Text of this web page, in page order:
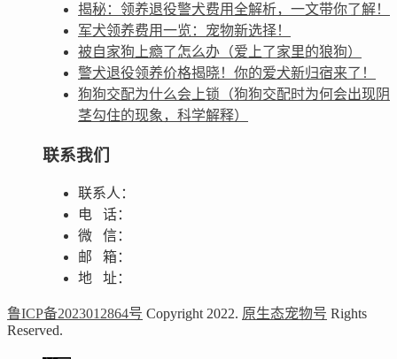
揭秘：领养退役警犬费用全解析，一文带你了解！
军犬领养费用一览：宠物新选择！
被自家狗上瘾了怎么办（爱上了家里的狼狗）
警犬退役领养价格揭晓！你的爱犬新归宿来了！
狗狗交配为什么会上锁（狗狗交配时为何会出现阴
茎勾住的现象，科学解释）
联系我们
联系人：
电 话：
微 信：
邮 箱：
地 址：
鲁ICP备2023012864号 Copyright 2022. 原生态宠物号 Rights
Reserved.